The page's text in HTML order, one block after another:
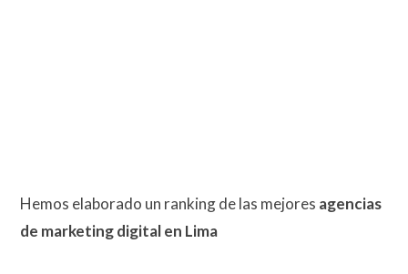
Hemos elaborado un ranking de las mejores agencias
de marketing digital en Lima